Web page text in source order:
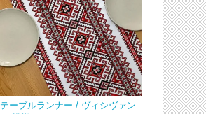
テーブルランナー / ヴィシヴァン